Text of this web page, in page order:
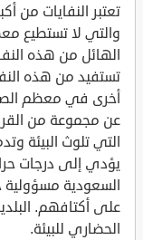
تعتبر النفايات من
والتي لا تستطيع
الهائل من هذه
تستفيد من هذه
أخرى في معظم
عن مجموعة من
التي تلوث البيئة
يؤدي إلى درجات
السعودية مسؤولية
على أكتافهم.
الحضاري للبيئة.